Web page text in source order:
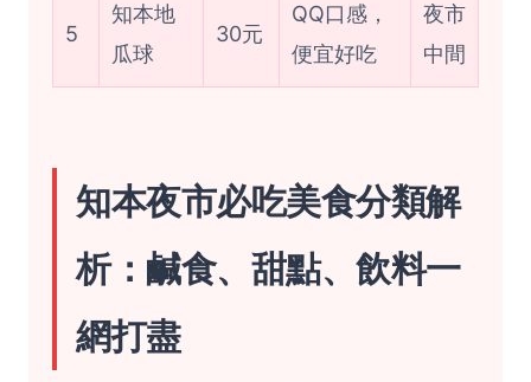
5
知本地
瓜球
30元
QQ口感，
便宜好吃
夜市
中間
知本夜市必吃美食分類解
析：鹹食、甜點、飲料一
網打盡